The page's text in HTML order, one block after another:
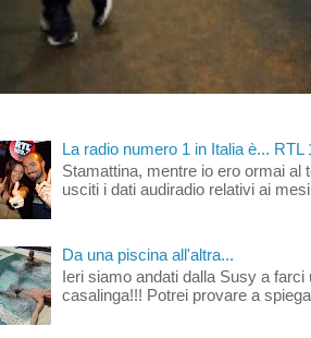
La radio numero 1 in Italia è... RTL
Stamattina, mentre io ero ormai al
usciti i dati audiradio relativi ai
Da una piscina all'altra...
Ieri siamo andati dalla Susy a
casalinga!!! Potrei provare a